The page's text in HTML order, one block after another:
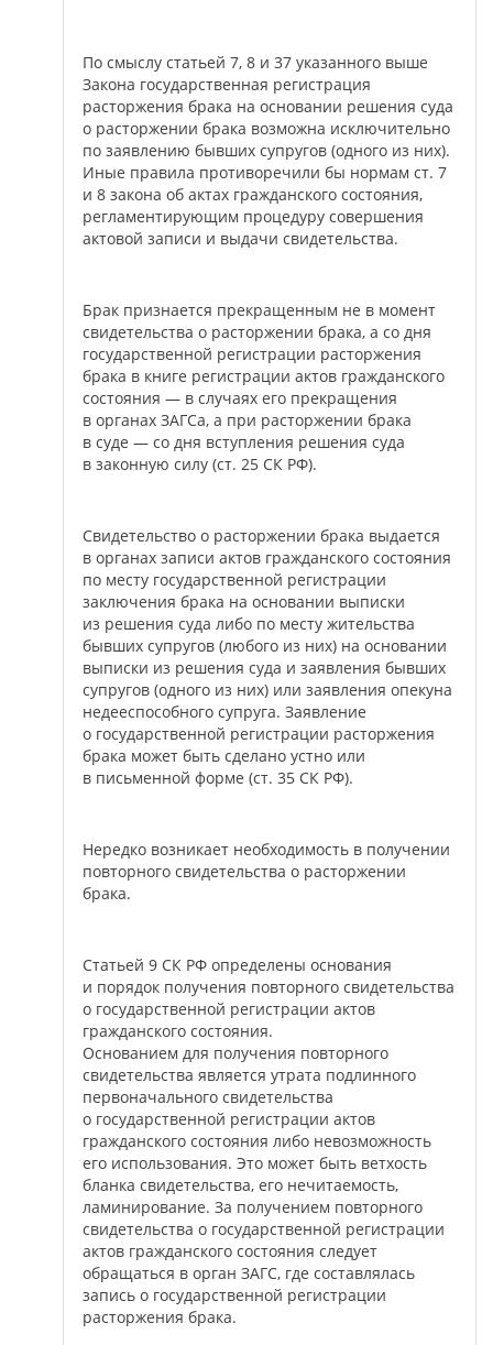
По смыслу статьей 7, 8 и 37 указанного выше
Закона государственная регистрация
расторжения брака на основании решения суда
о расторжении брака возможна исключительно
по заявлению бывших супругов (одного из них).
Иные правила противоречили бы нормам ст. 7
и 8 закона об актах гражданского состояния,
регламентирующим процедуру совершения
актовой записи и выдачи свидетельства.
Брак признается прекращенным не в момент
свидетельства о расторжении брака, а со дня
государственной регистрации расторжения
брака в книге регистрации актов гражданского
состояния — в случаях его прекращения
в органах ЗАГСа, а при расторжении брака
в суде — со дня вступления решения суда
в законную силу (ст. 25 СК РФ).
Свидетельство о расторжении брака выдается
в органах записи актов гражданского состояния
по месту государственной регистрации
заключения брака на основании выписки
из решения суда либо по месту жительства
бывших супругов (любого из них) на основании
выписки из решения суда и заявления бывших
супругов (одного из них) или заявления опекуна
недееспособного супруга. Заявление
о государственной регистрации расторжения
брака может быть сделано устно или
в письменной форме (ст. 35 СК РФ).
Нередко возникает необходимость в получении
повторного свидетельства о расторжении
брака.
Статьей 9 СК РФ определены основания
и порядок получения повторного свидетельства
о государственной регистрации актов
гражданского состояния.
Основанием для получения повторного
свидетельства является утрата подлинного
первоначального свидетельства
о государственной регистрации актов
гражданского состояния либо невозможность
его использования. Это может быть ветхость
бланка свидетельства, его нечитаемость,
ламинирование. За получением повторного
свидетельства о государственной регистрации
актов гражданского состояния следует
обращаться в орган ЗАГС, где составлялась
запись о государственной регистрации
расторжения брака.